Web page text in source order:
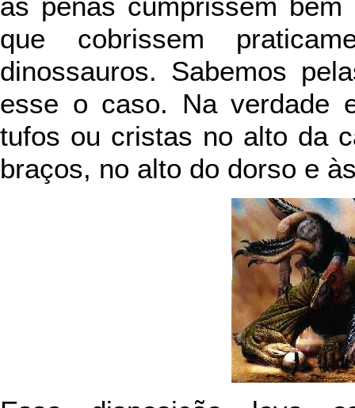
as penas cumprissem
que cobrissem
dinossauros. Sabemos
esse o caso. Na verdade
tufos ou cristas no alto da
braços, no alto do dorso e